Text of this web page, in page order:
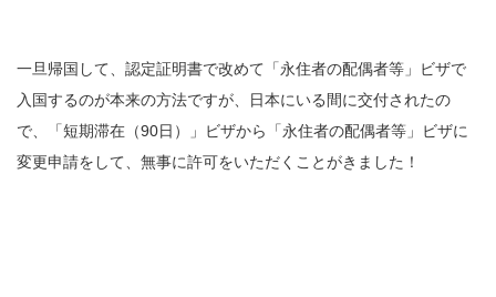
一旦帰国して、認定証明書で改めて「永住者の配偶者等」ビザで
入国するのが本来の方法ですが、日本にいる間に交付されたの
で、「短期滞在（90日）」ビザから「永住者の配偶者等」ビザに
変更申請をして、無事に許可をいただくことがきました！